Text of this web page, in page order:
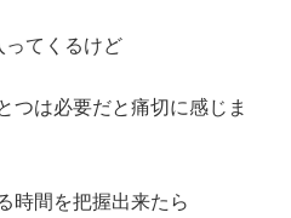
ってくるけど
つは必要だと痛切に感じま
時間を把握出来たら